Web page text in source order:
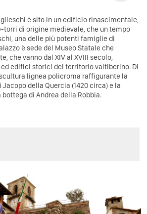
è sito in un edificio rinascimentale,
torri di origine medievale, che un tempo
una delle più potenti famiglie di
è sede del Museo Statale che
che vanno dal XIV al XVIII secolo,
edifici storici del territorio valtiberino. Di
lignea policroma raffigurante la
della Quercia (1420 circa) e la
di Andrea della Robbia.